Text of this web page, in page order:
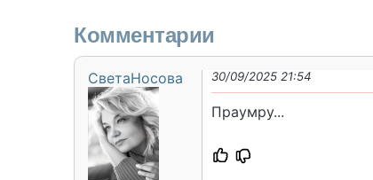
Комментарии
СветаНосова 30/09/2025 21:54
Праумру...